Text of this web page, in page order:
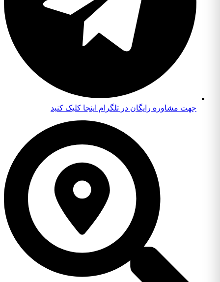
جهت مشاوره رایگان در تلگرام اینجا کلیک کنید